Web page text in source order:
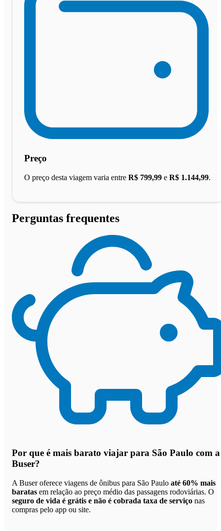
Preço
O preço desta viagem varia entre R$ 799,99 e R$ 1.144,99.
Perguntas frequentes
Por que é mais barato viajar para São Paulo com a
Buser?
A Buser oferece viagens de ônibus para São Paulo até 60% mais
baratas em relação ao preço médio das passagens rodoviárias. O
seguro de vida é grátis e não é cobrada taxa de serviço nas
compras pelo app ou site.